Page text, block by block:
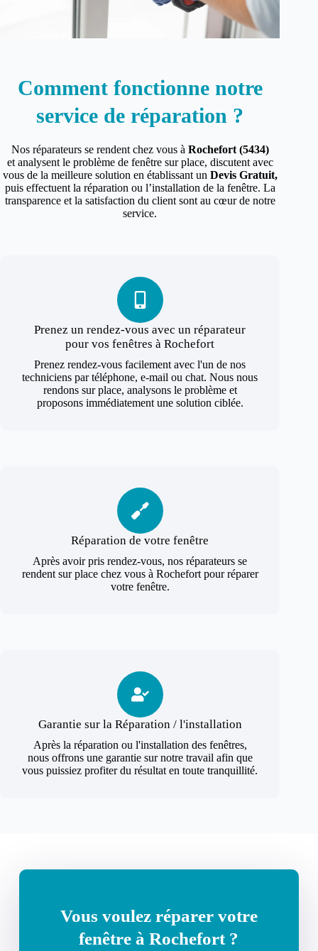
Comment fonctionne notre
service de réparation ?
Nos réparateurs se rendent chez vous à Rochefort (5434)
et analysent le problème de fenêtre sur place, discutent avec
vous de la meilleure solution en établissant un Devis Gratuit,
puis effectuent la réparation ou l’installation de la fenêtre. La
transparence et la satisfaction du client sont au cœur de notre
service.
Prenez un rendez-vous avec un réparateur
pour vos fenêtres à Rochefort
Prenez rendez-vous facilement avec l'un de nos
techniciens par téléphone, e-mail ou chat. Nous nous
rendons sur place, analysons le problème et
proposons immédiatement une solution ciblée.
Réparation de votre fenêtre
Après avoir pris rendez-vous, nos réparateurs se
rendent sur place chez vous à Rochefort pour réparer
votre fenêtre.
Garantie sur la Réparation / l'installation
Après la réparation ou l'installation des fenêtres,
nous offrons une garantie sur notre travail afin que
vous puissiez profiter du résultat en toute tranquillité.
Vous voulez réparer votre
fenêtre à Rochefort ?